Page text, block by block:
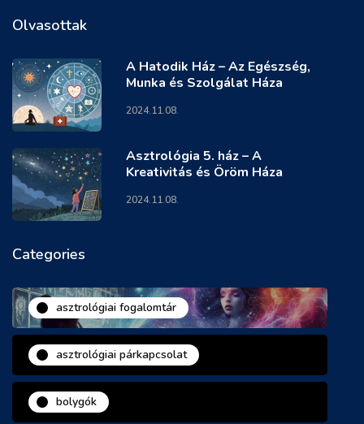
Olvasottak
A Hatodik Ház – Az Egészség,
Munka és Szolgálat Háza
2024.11.08.
Asztrológia 5. ház – A
Kreativitás és Öröm Háza
2024.11.08.
Categories
asztrológiai fogalomtár
asztrológiai párkapcsolat
bolygók